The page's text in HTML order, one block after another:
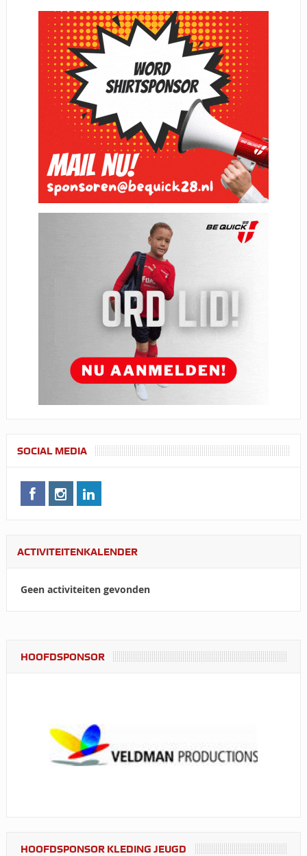
SOCIAL MEDIA
ACTIVITEITENKALENDER
Geen activiteiten gevonden
HOOFDSPONSOR
HOOFDSPONSOR KLEDING JEUGD